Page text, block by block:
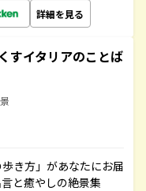
詳細を見る
すイタリアのことば
き方」があなたにお届
と癒やしの絶景集